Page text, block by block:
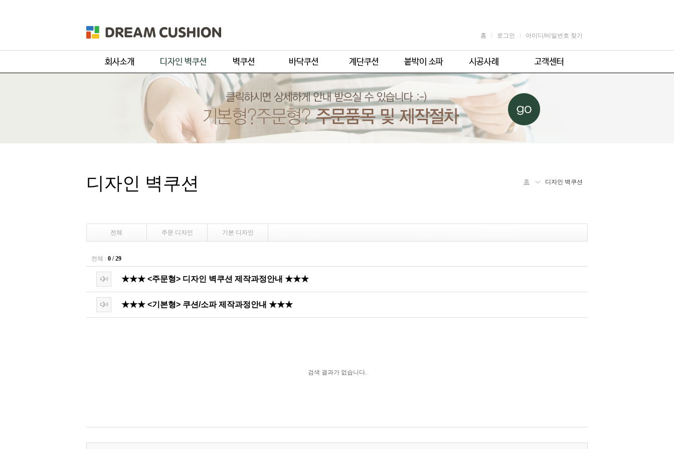
홈 로그인 아이디/비밀번호 찾기
주문 디자인
주문형
기본형
기본형
주문형
기본형
어린이용
업소용
체육시설용
견적 및 제휴문의
자주 묻는 질문
주의사항
홈 디자인 벽쿠션
디자인 벽쿠션
전체 주문 디자인 기본 디자인
전체 : 0 / 29
★★★ <주문형> 디자인 벽쿠션 제작과정안내 ★★★
★★★ <기본형> 쿠션/소파 제작과정안내 ★★★
검색 결과가 없습니다.